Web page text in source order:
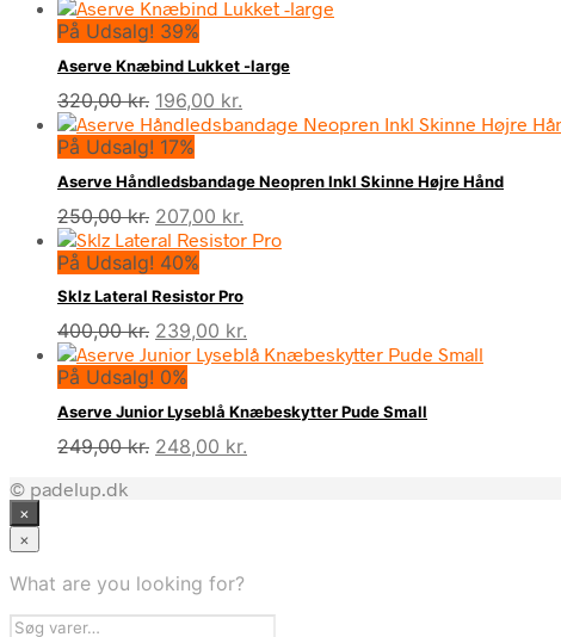
På Udsalg! 39%
Aserve Knæbind Lukket -large
320,00kr. Den
oprindelige
pris
var:
320,00 kr..
196,00 kr.
aktuelle
er:
196,00 kr..
På Udsalg! 17%
Aserve Håndledsbandage Neopren Inkl Skinne Højre Hånd
250,00kr. Den
oprindelige
pris
var:
250,00 kr..
207,00 kr.
aktuelle
207,00 kr..
På Udsalg! 40%
Sklz Lateral Resistor Pro
400,00kr. Den
oprindelige
pris
var:
400,00 kr..
239,00 kr.
aktuelle
er:
239,00 kr..
På Udsalg! 0%
Aserve Junior Lyseblå Knæbeskytter Pude Small
249,00kr. Den
248,00 kr.
© padelup.dk
×
×
What are you looking for?